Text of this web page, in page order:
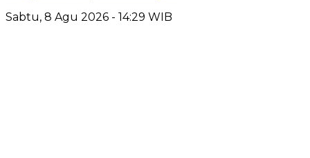
Sabtu, 8 Agu 2026 - 14:29 WIB